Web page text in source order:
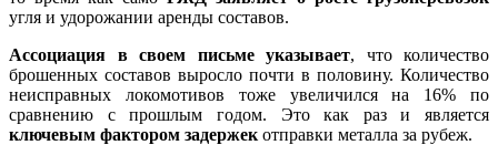
угля и удорожании аренды составов.
Ассоциация в своем письме указывает, что количество
брошенных составов выросло почти в половину. Количество
неисправных локомотивов тоже увеличился на 16% по
сравнению с прошлым годом. Это как раз и является
ключевым фактором задержек отправки металла за рубеж.